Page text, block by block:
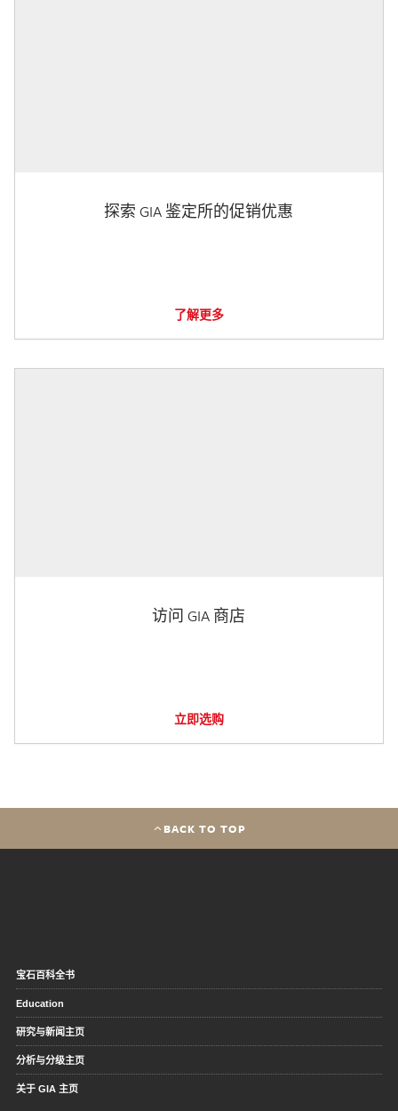
探索 GIA 鉴定所的促销优惠
了解更多
访问 GIA 商店
立即选购
BACK TO TOP
宝石百科全书
Education
研究与新闻主页
分析与分级主页
关于 GIA 主页